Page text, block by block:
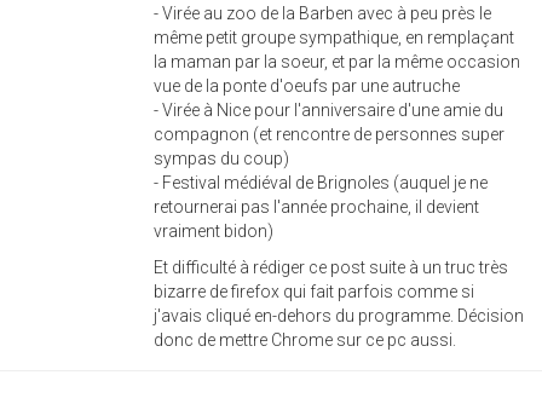
- Virée au zoo de la Barben avec à peu près le
même petit groupe sympathique, en remplaçant
la maman par la soeur, et par la même occasion
vue de la ponte d'oeufs par une autruche
- Virée à Nice pour l'anniversaire d'une amie du
compagnon (et rencontre de personnes super
sympas du coup)
- Festival médiéval de Brignoles (auquel je ne
retournerai pas l'année prochaine, il devient
vraiment bidon)
Et difficulté à rédiger ce post suite à un truc très
bizarre de firefox qui fait parfois comme si
j'avais cliqué en-dehors du programme. Décision
donc de mettre Chrome sur ce pc aussi.